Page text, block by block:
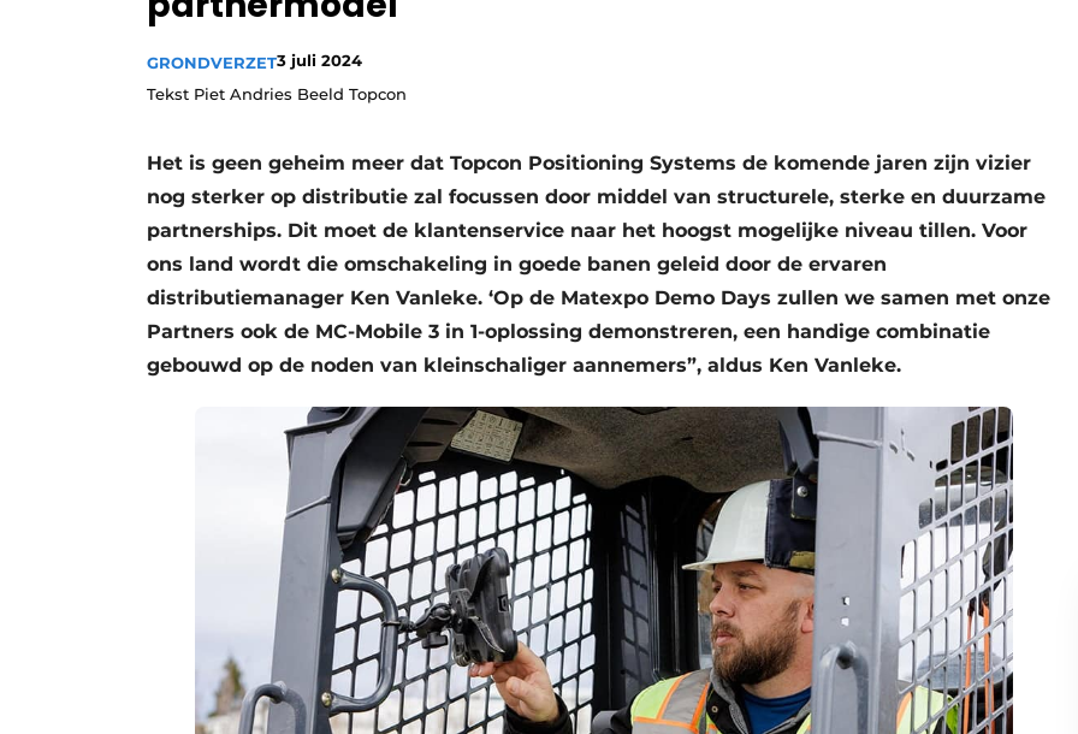
Vacatures
GRONDVERZET3 juli 2024
Tekst Piet Andries Beeld Topcon
Het is geen geheim meer dat Topcon Positioning Systems de komende jaren zijn vizier
nog sterker op distributie zal focussen door middel van structurele, sterke en duurzame
partnerships. Dit moet de klantenservice naar het hoogst mogelijke niveau tillen. Voor
ons land wordt die omschakeling in goede banen geleid door de ervaren
distributiemanager Ken Vanleke. ‘Op de Matexpo Demo Days zullen we samen met onze
Partners ook de MC-Mobile 3 in 1-oplossing demonstreren, een handige combinatie
gebouwd op de noden van kleinschaliger aannemers”, aldus Ken Vanleke.